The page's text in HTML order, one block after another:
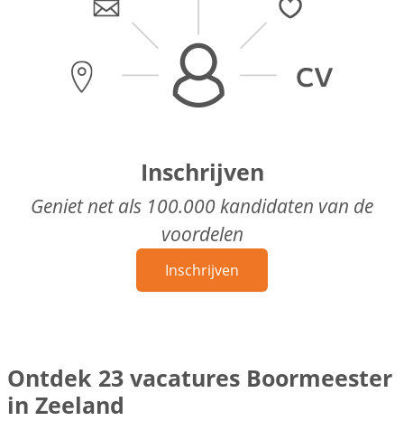
Inschrijven
Geniet net als 100.000 kandidaten van de
voordelen
Inschrijven
Ontdek 23 vacatures Boormeester
in Zeeland